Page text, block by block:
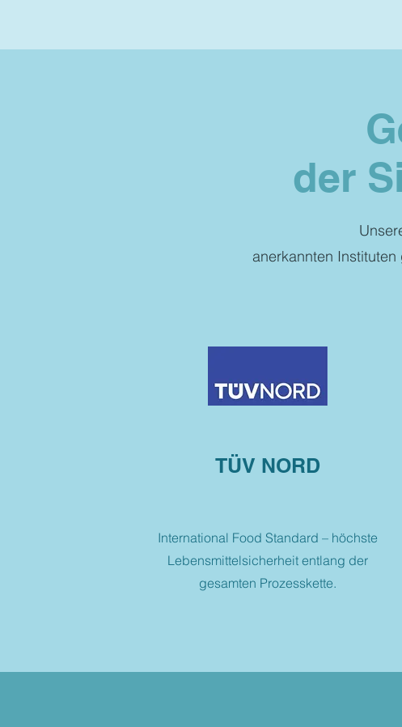
der
anerkannten
TÜV NORD
International Food Standard – höchste
Lebensmittelsicherheit entlang der
gesamten Prozesskette.